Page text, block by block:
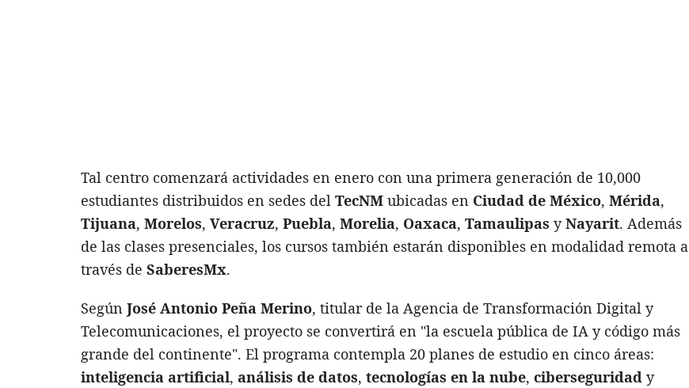
Tal centro comenzará actividades en enero con una primera generación de 10,000
estudiantes distribuidos en sedes del TecNM ubicadas en Ciudad de México, Mérida,
Tijuana, Morelos, Veracruz, Puebla, Morelia, Oaxaca, Tamaulipas yNayarit. Además
de las clases presenciales, los cursos también estarán disponibles en modalidad remota a
través de SaberesMx.
Según José Antonio Peña Merino, titular de la Agencia de Transformación Digital y
Telecomunicaciones, el proyecto se convertirá en "la escuela pública de IA y código más
grande del continente". El programa contempla 20 planes de estudio en cinco áreas:
inteligencia artificial, análisis de datos, tecnologías en la nube, ciberseguridad y